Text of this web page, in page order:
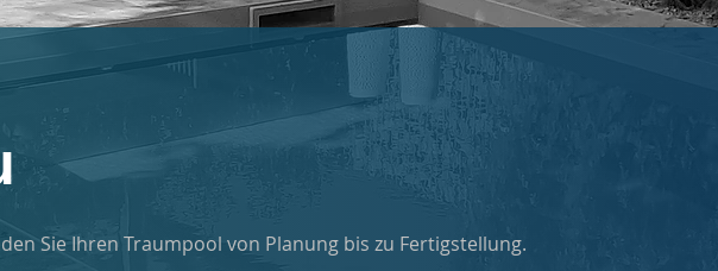
Sie Ihren Traumpool von Planung bis zu Fertigstellung.